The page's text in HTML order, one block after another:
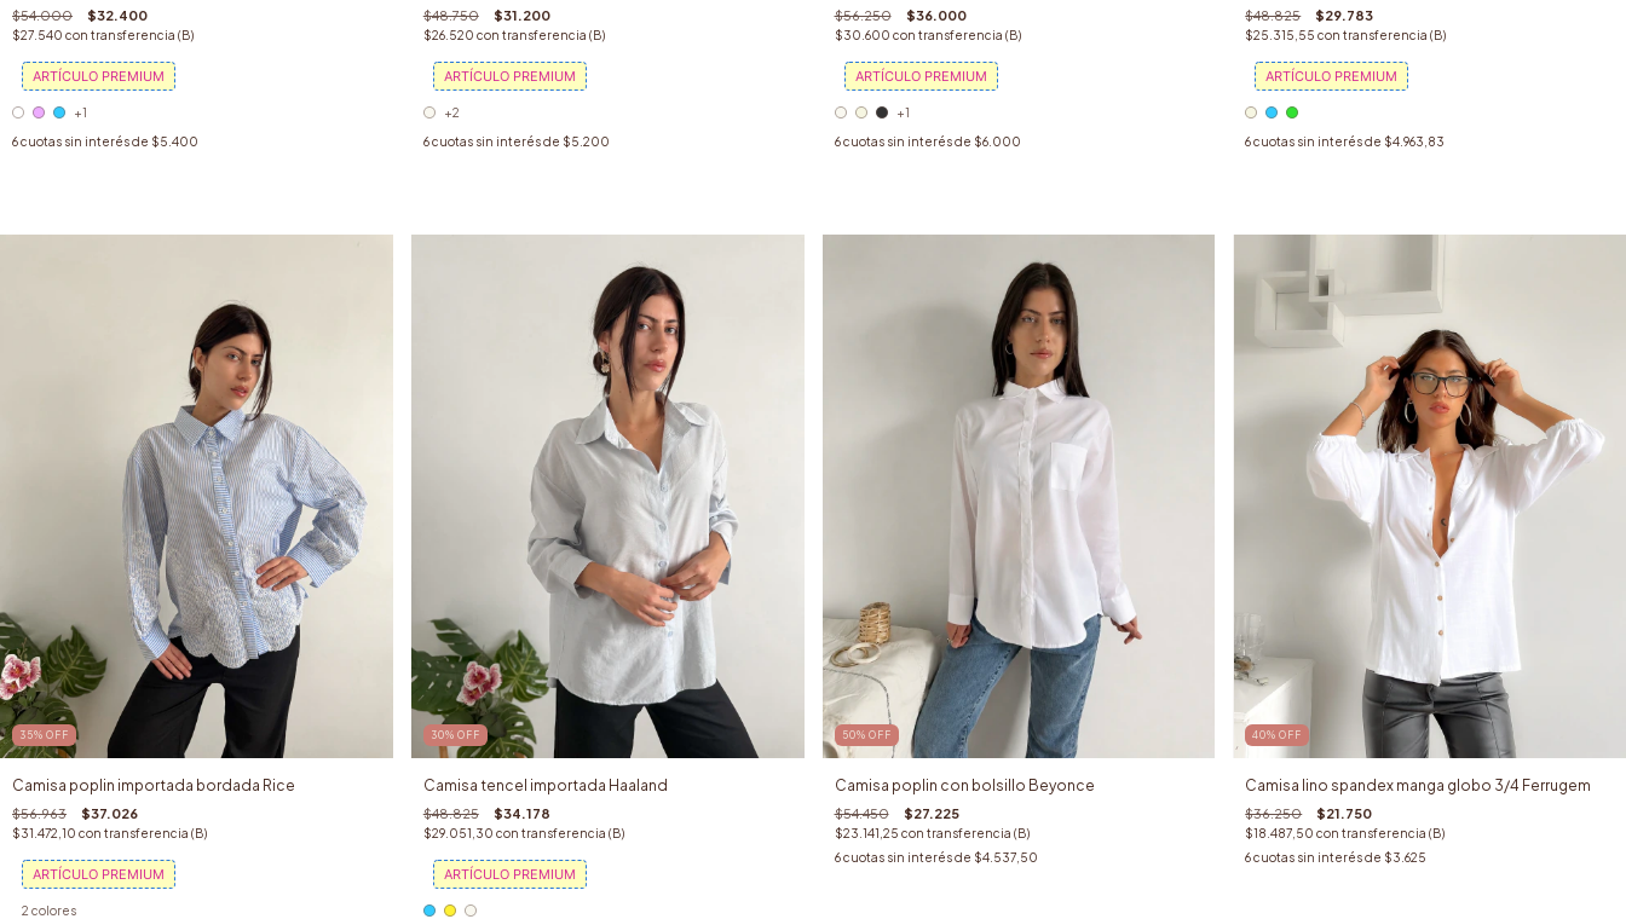
$54.000 $32.400
$27.540 con transferencia (B)
ARTÍCULO PREMIUM
+1
6cuotas sin interés de $5.400
$48.750 $31.200
$26.520 con transferencia (B)
ARTÍCULO PREMIUM
+2
6cuotas sin interés de $5.200
$56.250 $36.000
$30.600 con transferencia (B)
ARTÍCULO PREMIUM
+1
6 cuotas sin interés de $6.000
$48.825 $29.783
$25.315,55con transferencia (B)
ARTÍCULO PREMIUM
6cuotas sin interés de $4.963,83
35% OFF
Camisa poplin importada bordada Rice
$56.963 $37.026
$31.472,10 con transferencia (B)
ARTÍCULO PREMIUM
2 colores
30% OFF
Camisa tencel importada Haaland
$48.825 $34.178
$29.051,30 con transferencia (B)
ARTÍCULO PREMIUM
50% OFF
Camisa poplin con bolsillo Beyonce
$54.450 $27.225
$23.141,25 con transferencia (B)
6 cuotas sin interés de $4.537,50
40%OFF
Camisa lino spandex manga globo 3/4 Ferrugem
$36.250 $21.750
$18.487,50con transferencia (B)
6cuotas sin interés de $3.625